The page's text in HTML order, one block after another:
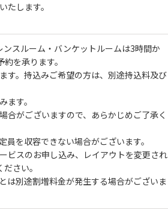
たします。
スルーム・バンケットルームは3時間か
を承ります。
す。持込みご希望の方は、別途持込料及び
す。
がございますので、あらかじめご了承く
を収容できない場合がございます。
ビスのお申し込み、レイアウトを変更され
さい。
別途割増料金が発生する場合がございま